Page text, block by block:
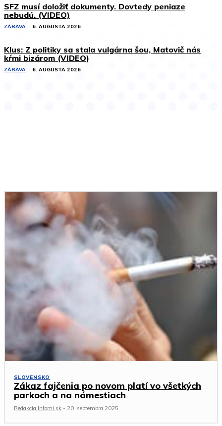
SFZ musí doložiť dokumenty. Dovtedy peniaze
nebudú. (VIDEO)
ZÁBAVA 6. AUGUSTA 2026
Klus: Z politiky sa stala vulgárna šou, Matovič nás
kŕmi bizárom (VIDEO)
ZÁBAVA 6. AUGUSTA 2026
SLOVENSKO
Zákaz fajčenia po novom platí vo všetkých
parkoch a na námestiach
Redakcia Infomi.sk - 20. septembra 2025